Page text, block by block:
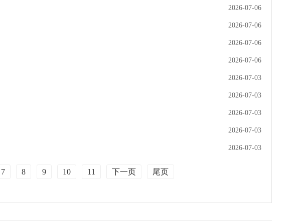
2026-07-06
2026-07-06
2026-07-06
2026-07-06
2026-07-03
2026-07-03
2026-07-03
2026-07-03
2026-07-03
7 8 9 10 11 下一页 尾页